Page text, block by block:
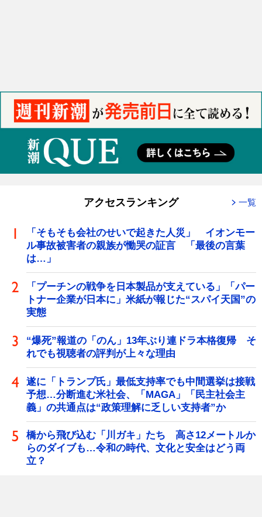
アクセスランキング 一覧
「そもそも会社のせいで起きた人災」 イオンモー
ル事故被害者の親族が慟哭の証言 「最後の言葉
は…」
「プーチンの戦争を日本製品が支えている」「パー
トナー企業が日本に」米紙が報じた“スパイ天国”の
実態
“爆死”報道の「のん」13年ぶり連ドラ本格復帰 そ
れでも視聴者の評判が上々な理由
遂に「トランプ氏」最低支持率でも中間選挙は接戦
予想…分断進む米社会、「MAGA」「民主社会主
義」の共通点は“政策理解に乏しい支持者”か
橋から飛び込む「川ガキ」たち 高さ12メートルか
らのダイブも…令和の時代、文化と安全はどう両
立？